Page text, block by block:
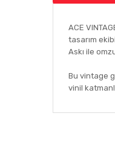
ACE
tasarım
Askı ile
Bu vintage
vinil
Görüş ve